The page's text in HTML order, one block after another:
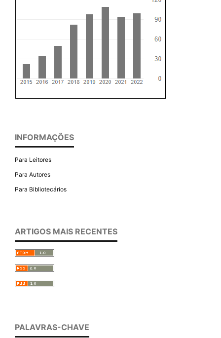
INFORMAÇÕES
Para Leitores
Para Autores
Para Bibliotecários
ARTIGOS MAIS RECENTES
PALAVRAS-CHAVE